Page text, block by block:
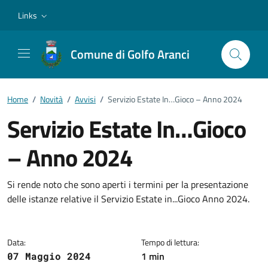
Links
Comune di Golfo Aranci
Home / Novità / Avvisi / Servizio Estate In…Gioco – Anno 2024
Servizio Estate In…Gioco
– Anno 2024
Dettagli della notizia
Si rende noto che sono aperti i termini per la presentazione
delle istanze relative il Servizio Estate in...Gioco Anno 2024.
Data:
07 Maggio 2024
Tempo di lettura:
1 min